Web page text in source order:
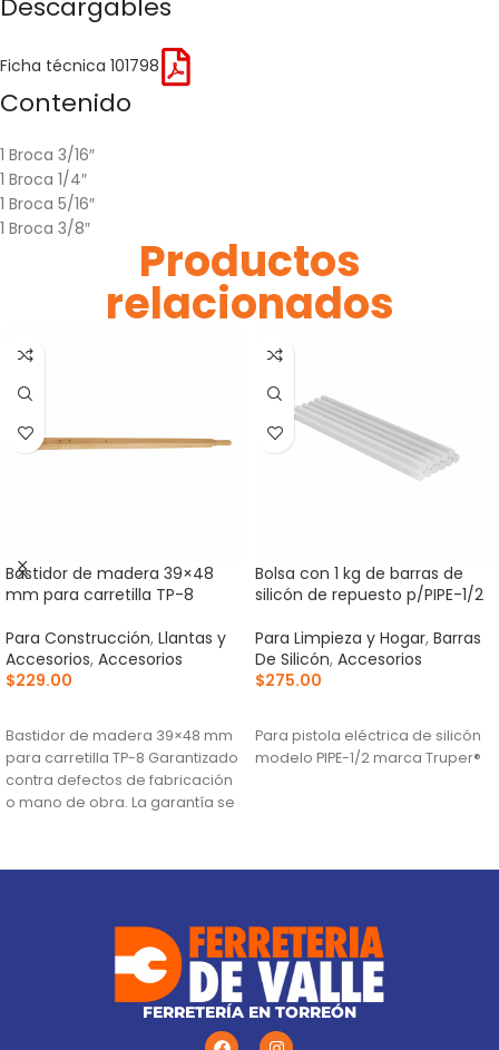
Ficha técnica 101798
Contenido
1 Broca 3/16″
1 Broca 1/4″
1 Broca 5/16″
1 Broca 3/8″
Productos
relacionados
Bastidor de madera 39×48
mm para carretilla TP-8
Para Construcción, Llantas y
Accesorios, Accesorios
$229.00
Bastidor de madera 39×48 mm
para carretilla TP-8 Garantizado
contra defectos de fabricación
o mano de obra. La garantía se
Bolsa con 1 kg de barras de
silicón de repuesto p/PIPE-1/2
Para Limpieza y Hogar, Barras
De Silicón, Accesorios
$275.00
Para pistola eléctrica de silicón
modelo PIPE-1/2 marca Truper®
FERRETERÍA EN TORREÓN